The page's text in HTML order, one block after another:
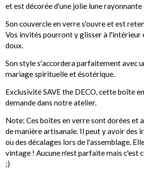
et est décorée d'une jolie lune rayonnante
Son couvercle en verre s'ouvre et est
Vos invités pourront y glisser à l'intérieur
doux.
Son style s'accordera parfaitement avec
mariage spirituelle et ésotérique.
Exclusivité SAVE the DECO, cette boîte
demande dans notre atelier.
Note: Ces boîtes en verre sont dorées et
de manière artisanale. Il peut y avoir des
ou des décalages lors de l'assemblage.
vintage ! Aucune n'est parfaite mais c'est
;)